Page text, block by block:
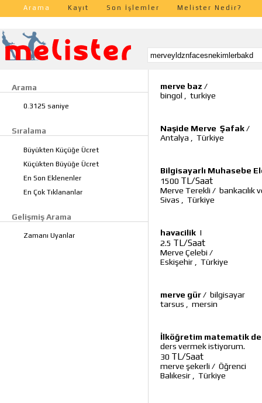
Arama Kayıt Son İşlemler Melister Nedir?
Arama
0.3125 saniye
Sıralama
Büyükten Küçüğe Ücret
Küçükten Büyüğe Ücret
En Son Eklenenler
En Çok Tıklananlar
Gelişmiş Arama
Zamanı Uyanlar
merve baz /
bingol
turkiye
Naşide Merve Şafak/
Antalya
Türkiye
Bilgisayarlı Muhasebe
1500 TL/Saat
Merve Terekli / bankacılık
Sivas
Türkiye
havacilik |
2.5 TL/Saat
Merve Çelebi /
Eskişehir
Türkiye
merve gür/ bilgisayar
tarsus
mersin
İlköğretim matematik
ders vermek istiyorum.
30 TL/Saat
merve şekerli / Öğrenci
Balıkesir
Türkiye